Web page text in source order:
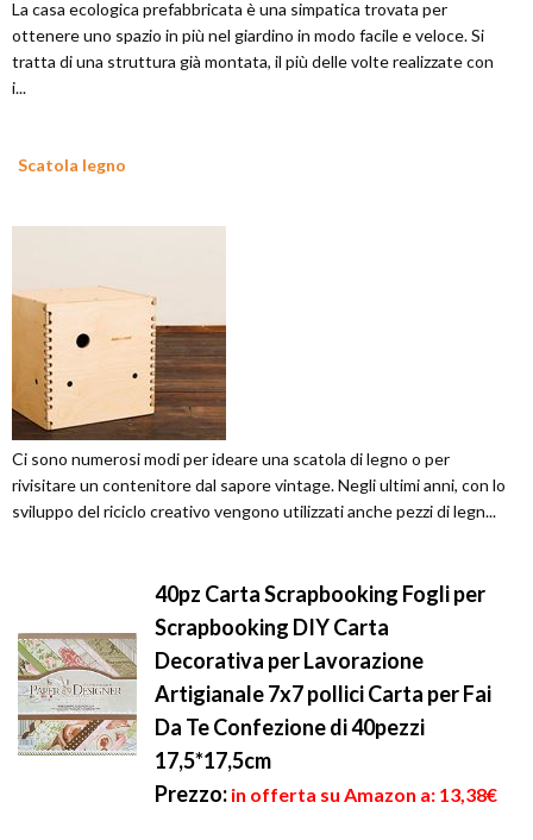
La casa ecologica prefabbricata è una simpatica trovata per
ottenere uno spazio in più nel giardino in modo facile e veloce. Si
tratta di una struttura già montata, il più delle volte realizzate con
i...
Scatola legno
Ci sono numerosi modi per ideare una scatola di legno o per
rivisitare un contenitore dal sapore vintage. Negli ultimi anni, con lo
sviluppo del riciclo creativo vengono utilizzati anche pezzi di legn...
40pz Carta Scrapbooking Fogli per
Scrapbooking DIY Carta
Decorativa per Lavorazione
Artigianale 7x7 pollici Carta per Fai
Da Te Confezione di 40pezzi
17,5*17,5cm
Prezzo: in offerta su Amazon a: 13,38€